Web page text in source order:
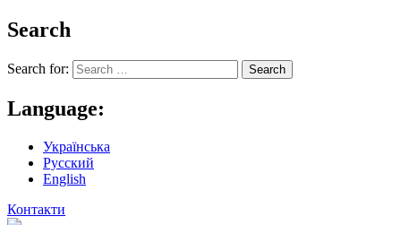
Search
Search for:
Language:
Українська
Русский
English
Контакти